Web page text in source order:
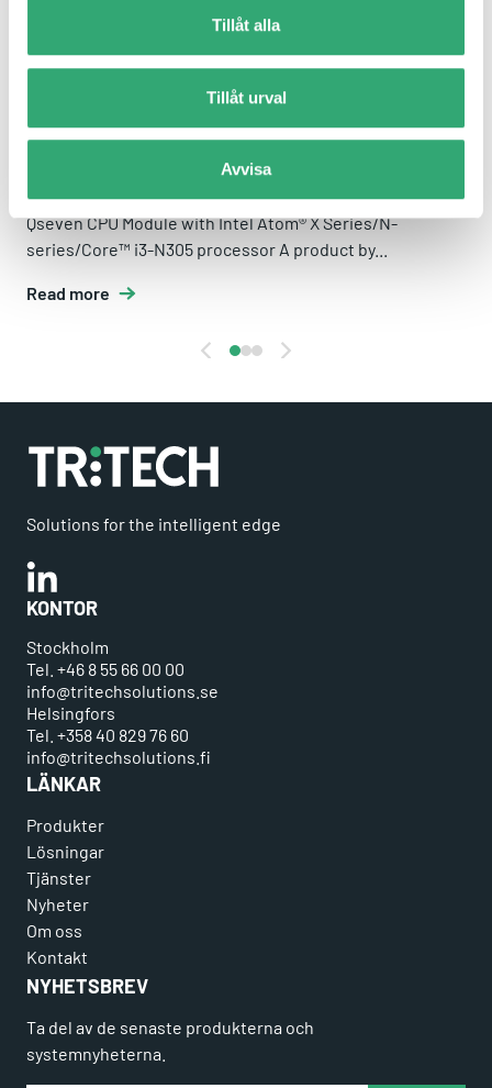
Tillåt alla
Tillåt urval
Avvisa
Qseven CPU Module with Intel Atom® X Series/N-
series/Core™ i3-N305 processor A product by...
Read more
Solutions for the intelligent edge
Linkedin
KONTOR
Stockholm
Tel. +46 8 55 66 00 00
info@tritechsolutions.se
Helsingfors
Tel. +358 40 829 76 60
info@tritechsolutions.fi
LÄNKAR
Produkter
Lösningar
Tjänster
Nyheter
Om oss
Kontakt
NYHETSBREV
Ta del av de senaste produkterna och
systemnyheterna.